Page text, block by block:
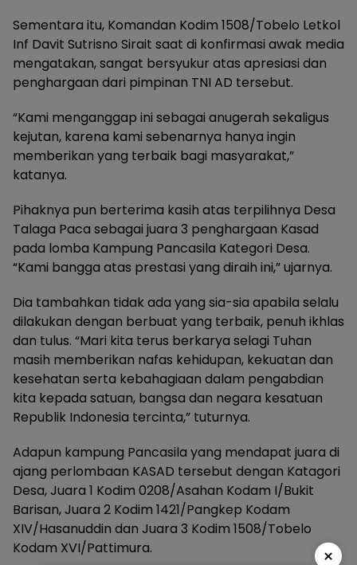
Sementara itu, Komandan Kodim 1508/Tobelo Letkol
Inf Davit Sutrisno Sirait saat di konfirmasi awak media
mengatakan, sangat bersyukur atas apresiasi dan
penghargaan dari pimpinan TNI AD tersebut.
“Kami menganggap ini sebagai anugerah sekaligus
kejutan, karena kami sebenarnya hanya ingin
memberikan yang terbaik bagi masyarakat,”
katanya.
Pihaknya pun berterima kasih atas terpilihnya Desa
Talaga Paca sebagai juara 3 penghargaan Kasad
pada lomba Kampung Pancasila Kategori Desa.
“Kami bangga atas prestasi yang diraih ini,” ujarnya.
Dia tambahkan tidak ada yang sia-sia apabila selalu
dilakukan dengan berbuat yang terbaik, penuh ikhlas
dan tulus. “Mari kita terus berkarya selagi Tuhan
masih memberikan nafas kehidupan, kekuatan dan
kesehatan serta kebahagiaan dalam pengabdian
kita kepada satuan, bangsa dan negara kesatuan
Republik Indonesia tercinta,” tuturnya.
Adapun kampung Pancasila yang mendapat juara di
ajang perlombaan KASAD tersebut dengan Katagori
Desa, Juara 1 Kodim 0208/Asahan Kodam I/Bukit
Barisan, Juara 2 Kodim 1421/Pangkep Kodam
XIV/Hasanuddin dan Juara 3 Kodim 1508/Tobelo
Kodam XVI/Pattimura.
×